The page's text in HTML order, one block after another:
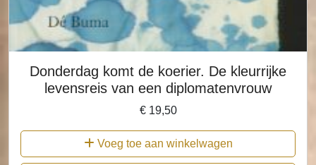
Donderdag komt de koerier. De kleurrijke
levensreis van een diplomatenvrouw
€19,50
Voeg toe aan winkelwagen